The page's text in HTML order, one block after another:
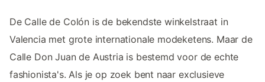
De Calle de Colón is de bekendste winkelstraat in
Valencia met grote internationale modeketens. Maar de
Calle Don Juan de Austria is bestemd voor de echte
fashionista's. Als je op zoek bent naar exclusieve